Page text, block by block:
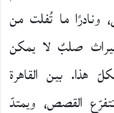
ونادرًا ما تُفلت من
صلبٌ لا يمكن
هذا. بين القاهرة
القصص، ويمتدّ